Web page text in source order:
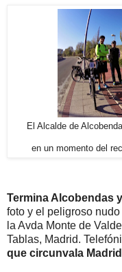
El Alcalde de
en un momento del
Termina Alcobendas
foto y el peligroso
la Avda Monte de
Tablas, Madrid.
que circunvala